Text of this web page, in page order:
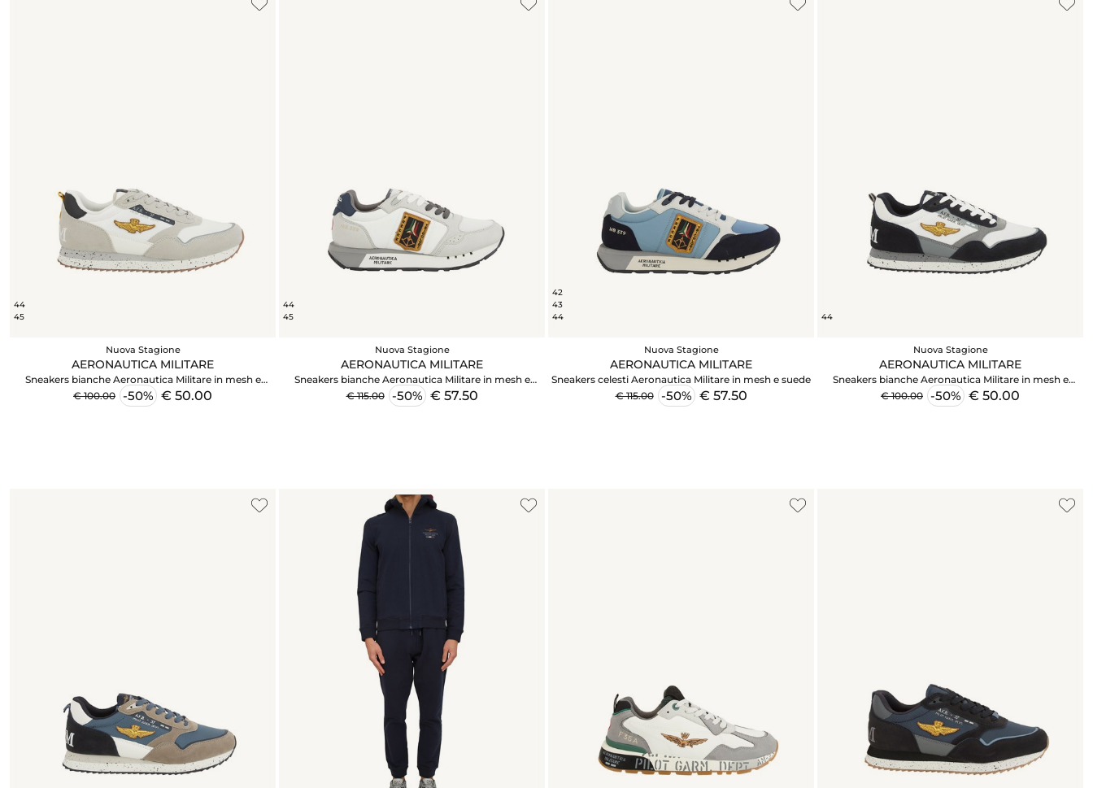
44
45
Nuova Stagione
AERONAUTICA MILITARE
Sneakers bianche Aeronautica Militare in mesh e
suede
€ 100.00 -50% € 50.00
44
45
Nuova Stagione
AERONAUTICA MILITARE
Sneakers bianche Aeronautica Militare in mesh e
suede
€ 115.00 -50% € 57.50
42
43
44
Nuova Stagione
AERONAUTICA MILITARE
Sneakers celesti Aeronautica Militare in mesh e suede
€ 115.00
-50% € 57.50
44
Nuova Stagione
AERONAUTICA MILITARE
Sneakers bianche Aeronautica Militare in mesh e
suede
€ 100.00 -50% € 50.00